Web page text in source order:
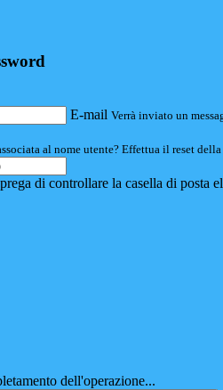
E-mail Verrà inviato un
al nome utente? Effettua il reset
di controllare la casella di posta
dell'operazione...